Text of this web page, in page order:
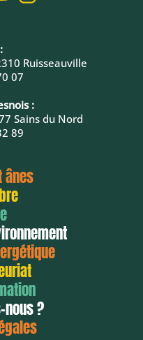
Ruisseauville
07
:
Sains du Nord
89
ânes
nous ?